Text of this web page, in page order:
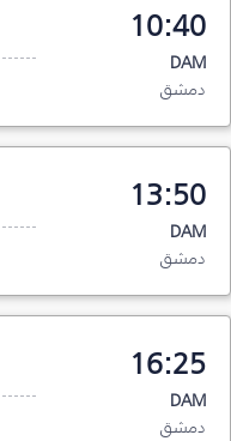
10:40
DAM
دمشق
13:50
DAM
دمشق
16:25
DAM
دمشق